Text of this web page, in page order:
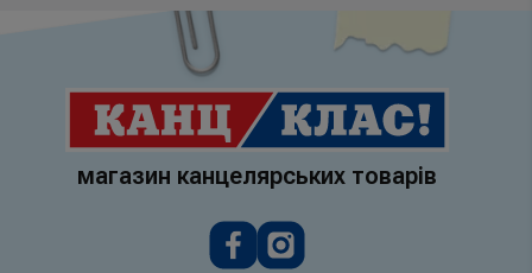
магазин канцелярських товарів